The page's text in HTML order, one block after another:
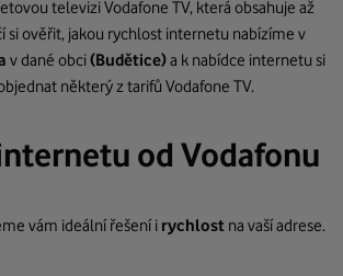
televizi Vodafone TV, která obsahuje až
si ověřit, jakou rychlost internetu nabízíme v
v dané obci(Budětice)a k nabídce internetu si
některý z tarifů Vodafone TV.
od Vodafonu
vám ideální řešení i rychlost na vaší adrese.